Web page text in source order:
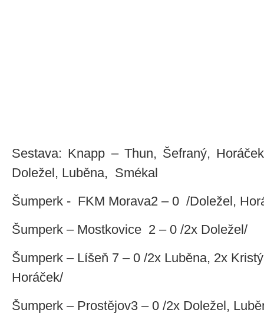
Sestava: Knapp – Thun, Šefraný,
Doležel, Luběna, Smékal
Šumperk - FKM Morava2 – 0 /Doležel,
Šumperk – Mostkovice 2 – 0 /2x Doležel/
Šumperk – Líšeň 7 – 0 /2x Luběna, 2x
Horáček/
Šumperk – Prostějov3 – 0 /2x Doležel,